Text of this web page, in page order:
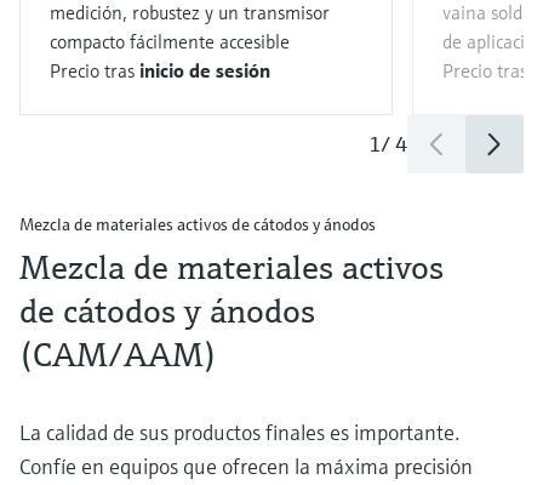
medición, robustez y un transmisor
compacto fácilmente accesible
Precio tras inicio de sesión
vaina
de
Precio tras
1/4
Mezcla de materiales activos de cátodos y ánodos
Mezcla de materiales activos
de cátodos y ánodos
(CAM/AAM)
La calidad de sus productos finales es importante.
Confíe en equipos que ofrecen la máxima precisión